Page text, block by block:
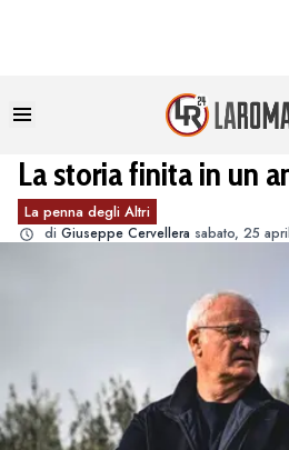
La storia finita in un
La penna degli Altri
di Giuseppe Cervellera sabato, 25